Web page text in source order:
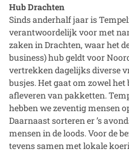
Hub Drachten
Sinds anderhalf jaar is
verantwoordelijk voor met
zaken in Drachten, waar het
business) hub geldt voor
vertrekken dagelijks diverse
busjes. Het gaat om zowel
afleveren van pakketten.
hebben we zeventig mensen
Daarnaast sorteren er ’s
mensen in de loods. Voor de
tevens samen met lokale